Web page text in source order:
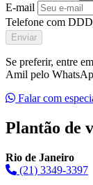
E-mail
Telefone com DDD
Enviar
Se preferir, entre
Amil pelo
Falar com
Plantão de
Rio de Janeiro
(21) 3349-3397